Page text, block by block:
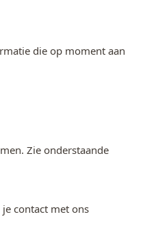
die op moment aan
Zie onderstaande
contact met ons